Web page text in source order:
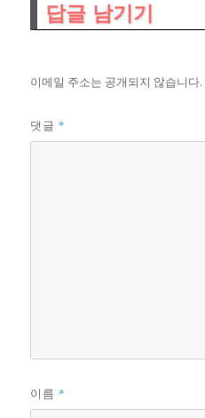
답글 남기기
이메일 주소는 공개되지 않습니다.
댓글 *
이름 *